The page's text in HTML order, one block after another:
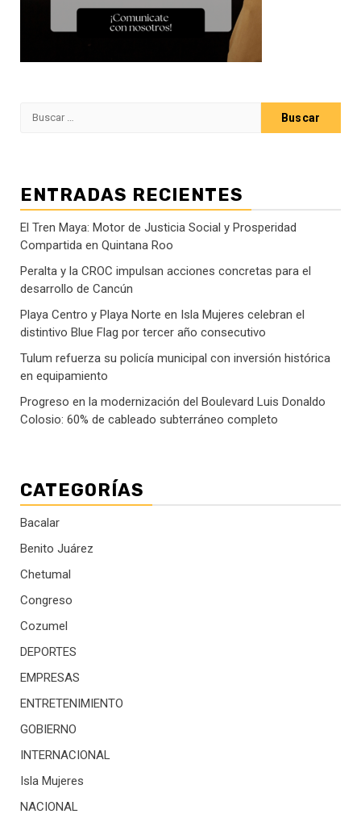
Buscar:
ENTRADAS RECIENTES
El Tren Maya: Motor de Justicia Social y Prosperidad
Compartida en Quintana Roo
Peralta y la CROC impulsan acciones concretas para el
desarrollo de Cancún
Playa Centro y Playa Norte en Isla Mujeres celebran el
distintivo Blue Flag por tercer año consecutivo
Tulum refuerza su policía municipal con inversión histórica
en equipamiento
Progreso en la modernización del Boulevard Luis Donaldo
Colosio: 60% de cableado subterráneo completo
CATEGORÍAS
Bacalar
Benito Juárez
Chetumal
Congreso
Cozumel
DEPORTES
EMPRESAS
ENTRETENIMIENTO
GOBIERNO
INTERNACIONAL
Isla Mujeres
NACIONAL